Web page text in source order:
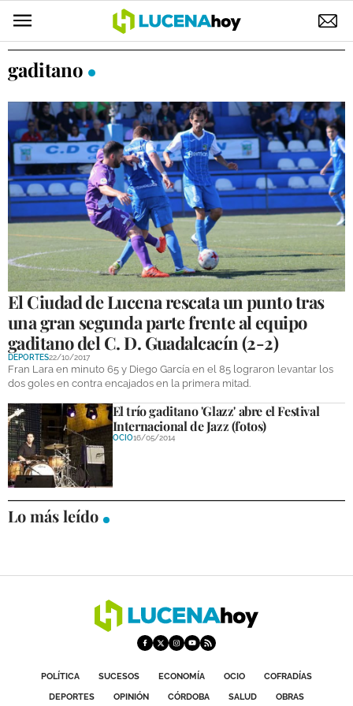
POLÍTICA
ELECCIONES
SUCESOS
ECONOMÍA
DESARROLLO LOCAL
LUCENA EMPRESAS
OCIO
COFRADÍAS
DEPORTES
COMPETICIONES
DEPORTE BASE
OPINIÓN
NECROLÓGICAS
gaditano
El Ciudad de Lucena rescata un punto tras
una gran segunda parte frente al equipo
gaditano del C. D. Guadalcacín (2-2)
DEPORTES22/10/2017
Fran Lara en minuto 65 y Diego García en el 85 lograron levantar los
dos goles en contra encajados en la primera mitad.
El trío gaditano 'Glazz' abre el Festival
Internacional de Jazz (fotos)
OCIO16/05/2014
Lo más leído
POLÍTICA SUCESOS ECONOMÍA OCIO
COFRADÍAS
DEPORTES
OPINIÓN CÓRDOBA SALUD OBRAS